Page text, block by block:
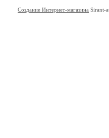
Создание Интернет-магазина Sirant-